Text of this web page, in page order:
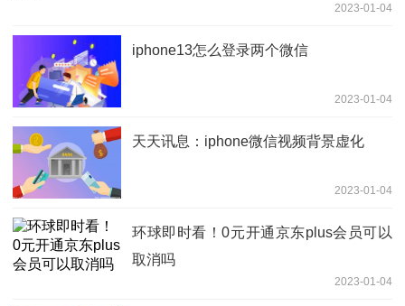
2023-01-04
iphone13怎么登录两个微信
2023-01-04
天天讯息：iphone微信视频背景虚化
2023-01-04
环球即时看！0元开通京东plus会员可以
取消吗
2023-01-04